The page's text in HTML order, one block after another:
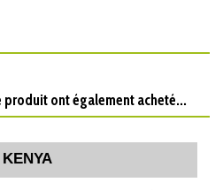
produit ont également acheté...